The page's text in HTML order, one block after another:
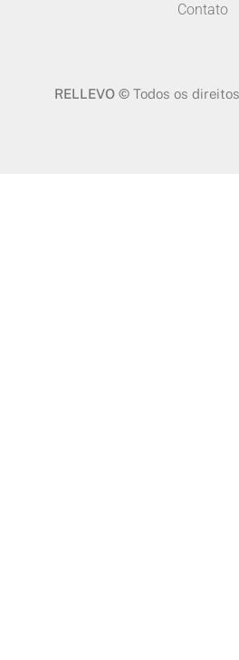
Contato
RELLEVO ©Todos os